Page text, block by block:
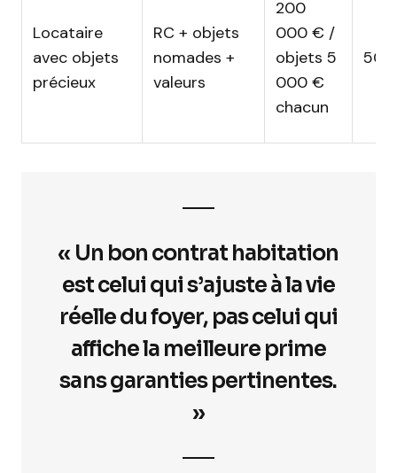
Locataire
avec objets
précieux
RC + objets
nomades +
valeurs
200
000 € /
objets 5
000 €
chacun
« Un bon contrat habitation
est celui qui s’ajuste à la vie
réelle du foyer, pas celui qui
affiche la meilleure prime
sans garanties pertinentes.
»